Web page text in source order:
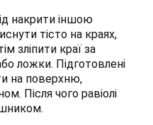
накрити іншою
тісто на краях,
зліпити краї за
ложки. Підготовлені
на поверхню,
Після чого равіолі